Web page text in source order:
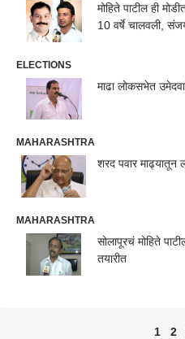
मोहिते पाटील ही
10 वर्षे चालवली,
ELECTIONS
माढा लोकसभेत
MAHARASHTRA
शरद पवार माढ्यातून
MAHARASHTRA
सोलापूरचं मोहिते
तयारीत
1 2